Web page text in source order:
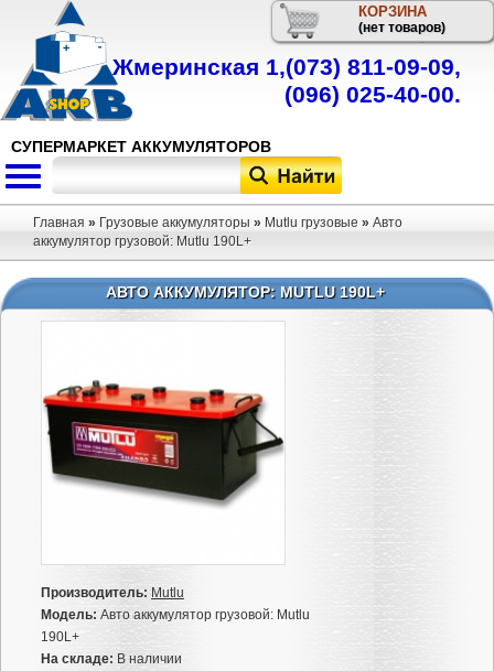
КОРЗИНА
(нет товаров)
СУПЕРМАРКЕТ АККУМУЛЯТОРОВ
Телефон
Жмеринская 1,(073) 811-09-09,
(096) 025-40-00.
Главная » Грузовые аккумуляторы » Mutlu грузовые » Авто
аккумулятор грузовой: Mutlu 190L+
АВТО АККУМУЛЯТОР: MUTLU 190L+
Производитель: Mutlu
Модель: Авто аккумулятор грузовой: Mutlu
190L+
На складе: В наличии